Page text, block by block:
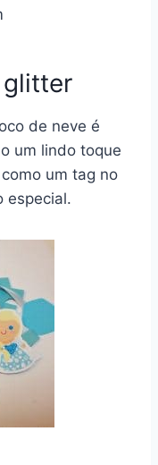
glitter
de neve é
um lindo toque
um tag no
especial.